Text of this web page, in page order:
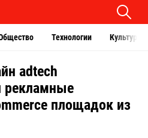
Технологии Культура
adtech
рекламные
площадок из